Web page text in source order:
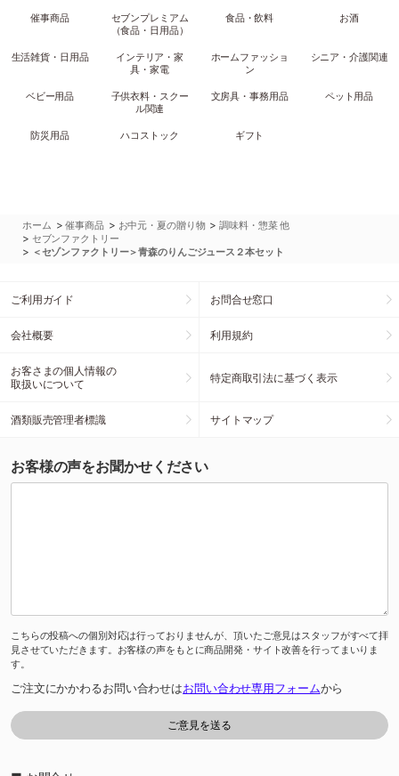
催事商品
セブンプレミアム
（食品・日用品）
食品・飲料 お酒
生活雑貨・日用品
インテリア・家
具・家電
ホームファッショ
ン
シニア・介護関連
ベビー用品
子供衣料・スクー
ル関連
文房具・事務用品 ペット用品
防災用品 ハコストック ギフト
ホーム >催事商品 > お中元・夏の贈り物 >調味料・惣菜 他
> セブンファクトリー
> ＜セゾンファクトリー＞青森のりんごジュース２本セット
ご利用ガイド お問合せ窓口
会社概要 利用規約
お客さまの個人情報の
取扱いについて
特定商取引法に基づく表示
酒類販売管理者標識 サイトマップ
お客様の声をお聞かせください
こちらの投稿への個別対応は行っておりませんが、頂いたご意見はスタッフがすべて拝
見させていただきます。お客様の声をもとに商品開発・サイト改善を行ってまいりま
す。
ご注文にかかわるお問い合わせはお問い合わせ専用フォームから